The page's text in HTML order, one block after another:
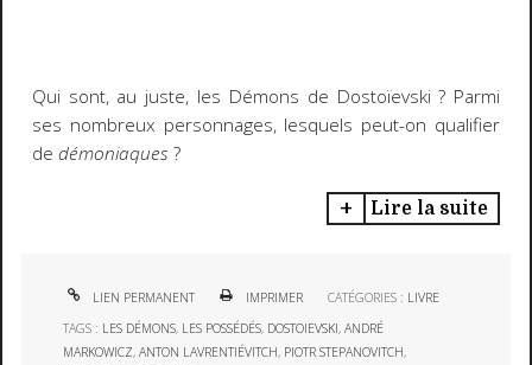
Qui sont, au juste, les Démons de Dostoïevski ? Parmi
ses nombreux personnages, lesquels peut-on qualifier
de démoniaques ?
Lire la suite
LIEN PERMANENT IMPRIMER CATÉGORIES : LIVRE
TAGS : LES DÉMONS, LES POSSÉDÉS, DOSTOIEVSKI,ANDRÉ
MARKOWICZ,ANTON LAVRENTIÉVITCH, PIOTR STEPANOVITCH,